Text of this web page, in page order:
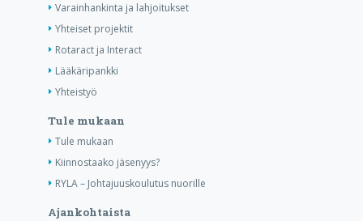
Varainhankinta ja lahjoitukset
Yhteiset projektit
Rotaract ja Interact
Lääkäripankki
Yhteistyö
Tule mukaan
Tule mukaan
Kiinnostaako jäsenyys?
RYLA – Johtajuuskoulutus nuorille
Ajankohtaista